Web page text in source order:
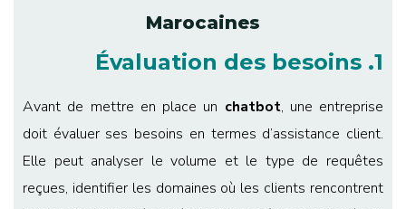
Marocaines
1. Évaluation des besoins
Avant de mettre en place un chatbot, une entreprise
doit évaluer ses besoins en termes d’assistance client.
Elle peut analyser le volume et le type de requêtes
reçues, identifier les domaines où les clients rencontrent